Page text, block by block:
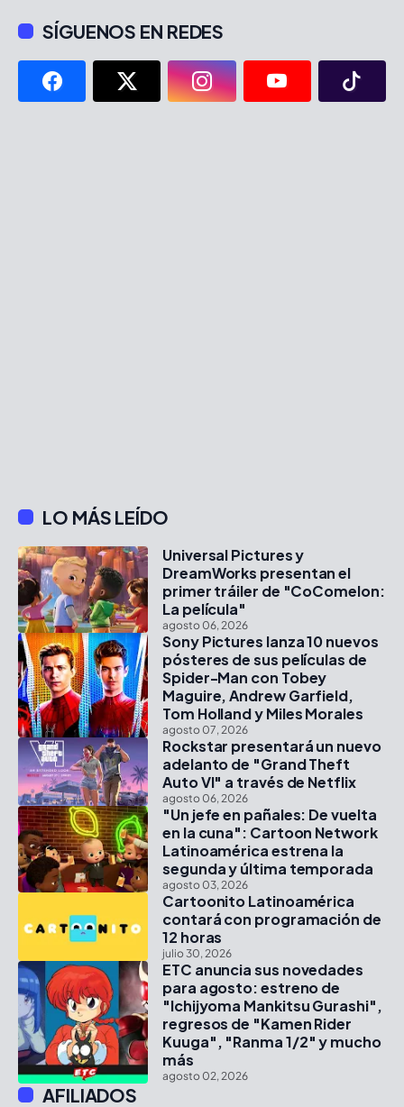
SÍGUENOS EN REDES
LO MÁS LEÍDO
Universal Pictures y
DreamWorks presentan el
primer tráiler de "CoComelon:
La película"
agosto 06, 2026
Sony Pictures lanza 10 nuevos
pósteres de sus películas de
Spider-Man con Tobey
Maguire, Andrew Garfield,
Tom Holland y Miles Morales
agosto 07, 2026
Rockstar presentará un nuevo
adelanto de "Grand Theft
Auto VI" a través de Netflix
agosto 06, 2026
"Un jefe en pañales: De vuelta
en la cuna": Cartoon Network
Latinoamérica estrena la
segunda y última temporada
agosto 03, 2026
Cartoonito Latinoamérica
contará con programación de
12 horas
julio 30, 2026
ETC anuncia sus novedades
para agosto: estreno de
"Ichijyoma Mankitsu Gurashi",
regresos de "Kamen Rider
Kuuga", "Ranma 1/2" y mucho
más
agosto 02, 2026
AFILIADOS